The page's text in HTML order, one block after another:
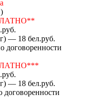
— 18 бел.руб.
договоренности
— 18 бел.руб.
договоренности